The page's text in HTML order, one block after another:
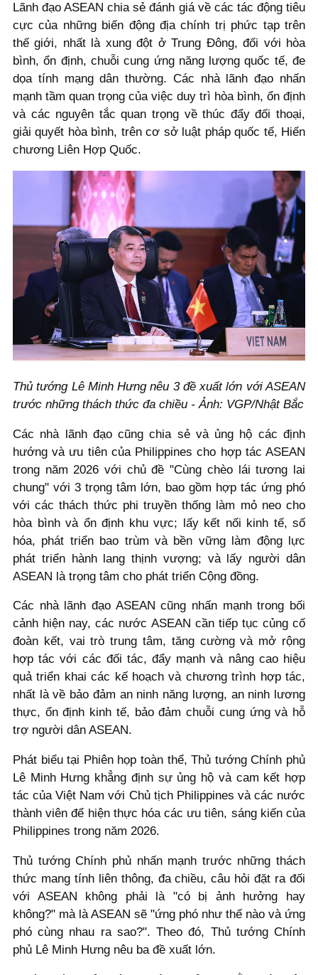
Lãnh đạo ASEAN chia sẻ đánh giá về các tác động tiêu
cực của những biến động địa chính trị phức tạp trên
thế giới, nhất là xung đột ở Trung Đông, đối với hòa
bình, ổn định, chuỗi cung ứng năng lượng quốc tế, đe
dọa tính mạng dân thường. Các nhà lãnh đạo nhấn
mạnh tầm quan trọng của việc duy trì hòa bình, ổn định
và các nguyên tắc quan trọng về thúc đẩy đối thoại,
giải quyết hòa bình, trên cơ sở luật pháp quốc tế, Hiến
chương Liên Hợp Quốc.
Thủ tướng Lê Minh Hưng nêu 3 đề xuất lớn với ASEAN
trước những thách thức đa chiều - Ảnh: VGP/Nhật Bắc
Các nhà lãnh đạo cũng chia sẻ và ủng hộ các định
hướng và ưu tiên của Philippines cho hợp tác ASEAN
trong năm 2026 với chủ đề "Cùng chèo lái tương lai
chung" với 3 trọng tâm lớn, bao gồm hợp tác ứng phó
với các thách thức phi truyền thống làm mỏ neo cho
hòa bình và ổn định khu vực; lấy kết nối kinh tế, số
hóa, phát triển bao trùm và bền vững làm động lực
phát triển hành lang thịnh vượng; và lấy người dân
ASEAN là trọng tâm cho phát triển Cộng đồng.
Các nhà lãnh đạo ASEAN cũng nhấn mạnh trong bối
cảnh hiện nay, các nước ASEAN cần tiếp tục củng cố
đoàn kết, vai trò trung tâm, tăng cường và mở rộng
hợp tác với các đối tác, đẩy mạnh và nâng cao hiệu
quả triển khai các kế hoạch và chương trình hợp tác,
nhất là về bảo đảm an ninh năng lượng, an ninh lương
thực, ổn định kinh tế, bảo đảm chuỗi cung ứng và hỗ
trợ người dân ASEAN.
Phát biểu tại Phiên họp toàn thể, Thủ tướng Chính phủ
Lê Minh Hưng khẳng định sự ủng hộ và cam kết hợp
tác của Việt Nam với Chủ tịch Philippines và các nước
thành viên để hiện thực hóa các ưu tiên, sáng kiến của
Philippines trong năm 2026.
Thủ tướng Chính phủ nhấn mạnh trước những thách
thức mang tính liên thông, đa chiều, câu hỏi đặt ra đối
với ASEAN không phải là "có bị ảnh hưởng hay
không?" mà là ASEAN sẽ "ứng phó như thế nào và ứng
phó cùng nhau ra sao?". Theo đó, Thủ tướng Chính
phủ Lê Minh Hưng nêu ba đề xuất lớn.